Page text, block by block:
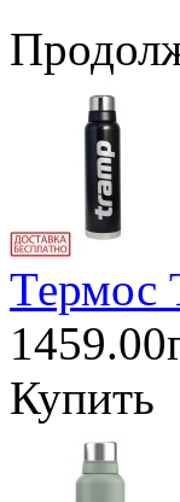
Термос
Купить